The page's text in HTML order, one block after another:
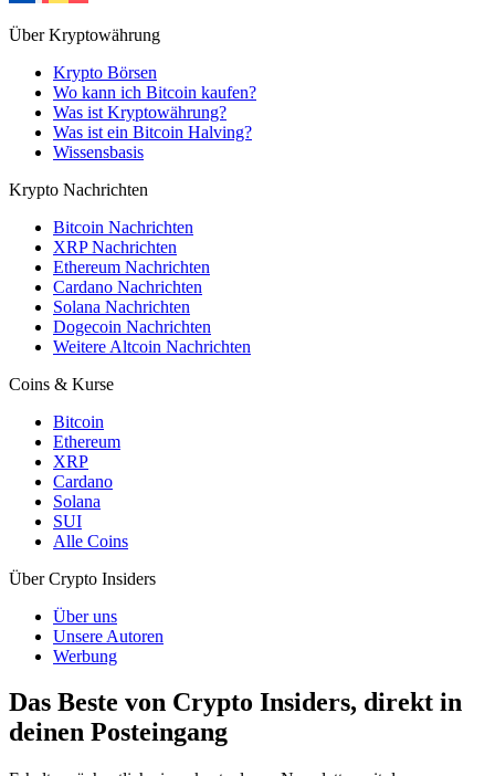
Über Kryptowährung
Krypto Börsen
Wo kann ich Bitcoin kaufen?
Was ist Kryptowährung?
Was ist ein Bitcoin Halving?
Wissensbasis
Krypto Nachrichten
Bitcoin Nachrichten
XRP Nachrichten
Ethereum Nachrichten
Cardano Nachrichten
Solana Nachrichten
Dogecoin Nachrichten
Weitere Altcoin Nachrichten
Coins & Kurse
Bitcoin
Ethereum
XRP
Cardano
Solana
SUI
Alle Coins
Über Crypto Insiders
Über uns
Unsere Autoren
Werbung
Das Beste von Crypto Insiders, direkt in
deinen Posteingang